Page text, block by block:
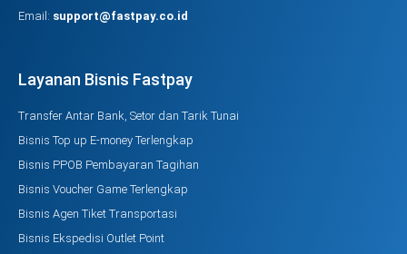
Email: support@fastpay.co.id
Layanan Bisnis Fastpay
Transfer Antar Bank, Setor dan Tarik Tunai
Bisnis Top up E-money Terlengkap
Bisnis PPOB Pembayaran Tagihan
Bisnis Voucher Game Terlengkap
Bisnis Agen Tiket Transportasi
Bisnis Ekspedisi Outlet Point